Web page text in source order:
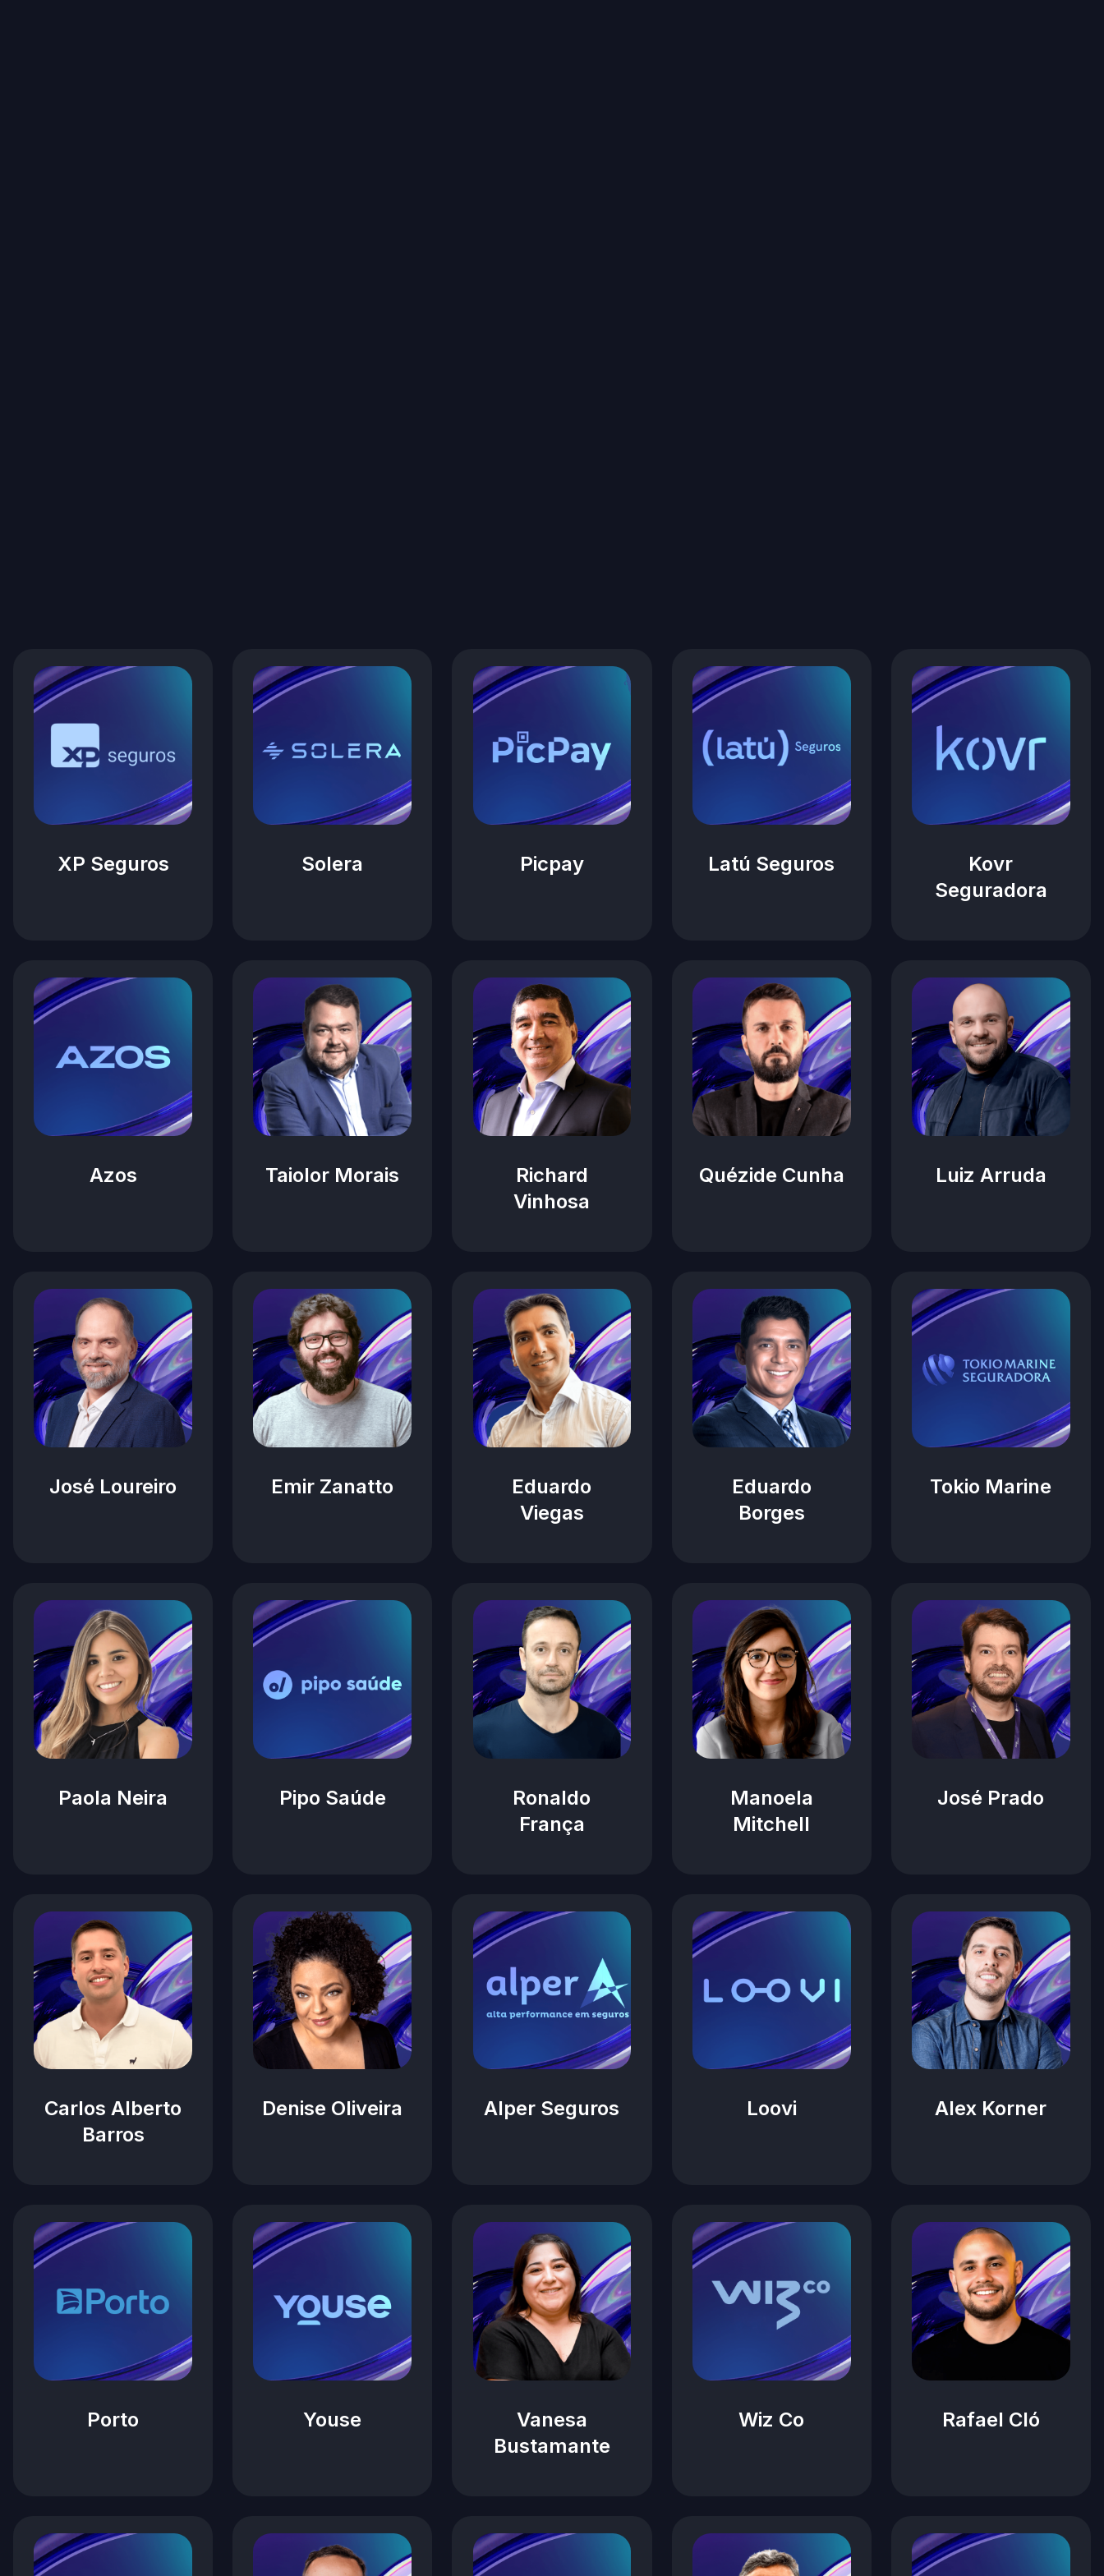
XP Seguros Solera Picpay Latú Seguros
Kovr
Seguradora
Azos Taiolor Morais
Richard
Vinhosa
Quézide Cunha Luiz Arruda
José Loureiro Emir Zanatto
Eduardo
Viegas
Eduardo
Borges
Tokio Marine
Paola Neira Pipo Saúde
Ronaldo
França
Manoela
Mitchell
José Prado
Carlos Alberto
Barros
Denise Oliveira Alper Seguros Loovi Alex Korner
Porto Youse
Vanesa
Bustamante
Wiz Co Rafael Cló